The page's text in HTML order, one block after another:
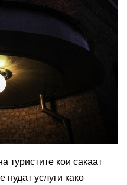
туристите кои сакаат
услуги како